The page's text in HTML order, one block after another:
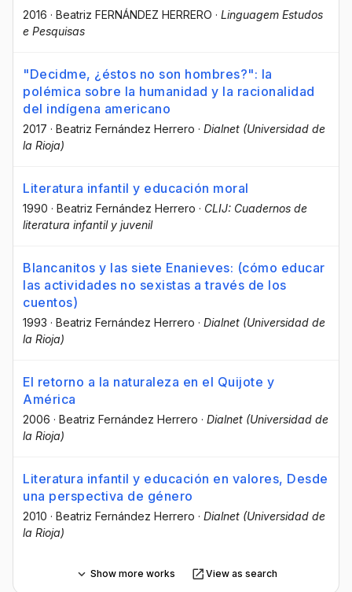
2016 · Beatriz FERNÁNDEZ HERRERO · Linguagem Estudos
e Pesquisas
"Decidme, ¿éstos no son hombres?": la
polémica sobre la humanidad y la racionalidad
del indígena americano
2017 · Beatriz Fernández Herrero · Dialnet (Universidad de
la Rioja)
Literatura infantil y educación moral
1990 · Beatriz Fernández Herrero · CLIJ: Cuadernos de
literatura infantil y juvenil
Blancanitos y las siete Enanieves: (cómo educar
las actividades no sexistas a través de los
cuentos)
1993 · Beatriz Fernández Herrero · Dialnet (Universidad de
la Rioja)
El retorno a la naturaleza en el Quijote y
América
2006 · Beatriz Fernández Herrero · Dialnet (Universidad de
la Rioja)
Literatura infantil y educación en valores, Desde
una perspectiva de género
2010 · Beatriz Fernández Herrero · Dialnet (Universidad de
la Rioja)
Show more works View as search